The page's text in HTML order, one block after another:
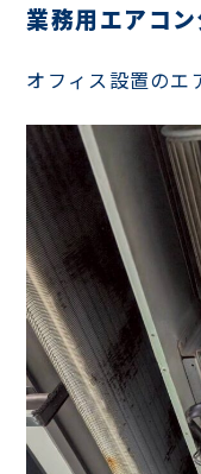
業務用エアコ
オフィス設置のエ